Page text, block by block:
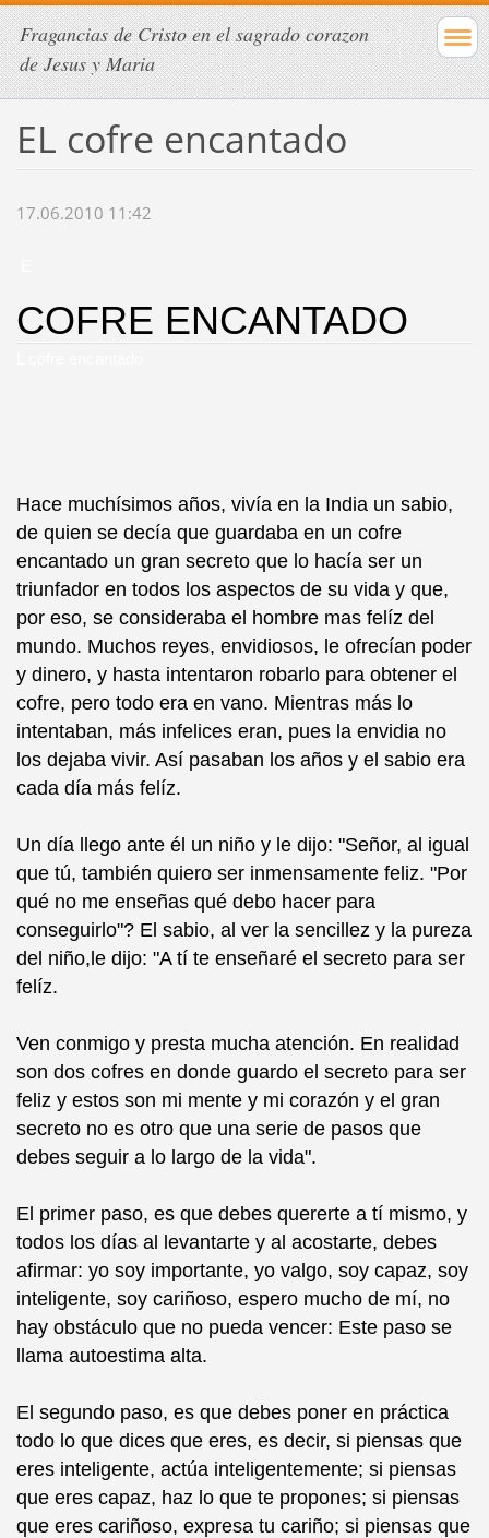
Fragancias de Cristo en el sagrado corazon
de Jesus y Maria
EL cofre encantado
17.06.2010 11:42
COFRE ENCANTADO
Hace muchísimos años, vivía en la India un sabio,
de quien se decía que guardaba en un cofre
encantado un gran secreto que lo hacía ser un
triunfador en todos los aspectos de su vida y que,
por eso, se consideraba el hombre mas felíz del
mundo. Muchos reyes, envidiosos, le ofrecían poder
y dinero, y hasta intentaron robarlo para obtener el
cofre, pero todo era en vano. Mientras más lo
intentaban, más infelices eran, pues la envidia no
los dejaba vivir. Así pasaban los años y el sabio era
cada día más felíz.
Un día llego ante él un niño y le dijo: "Señor, al igual
que tú, también quiero ser inmensamente feliz. "Por
qué no me enseñas qué debo hacer para
conseguirlo"? El sabio, al ver la sencillez y la pureza
del niño,le dijo: "A tí te enseñaré el secreto para ser
felíz.
Ven conmigo y presta mucha atención. En realidad
son dos cofres en donde guardo el secreto para ser
feliz y estos son mi mente y mi corazón y el gran
secreto no es otro que una serie de pasos que
debes seguir a lo largo de la vida".
El primer paso, es que debes quererte a tí mismo, y
todos los días al levantarte y al acostarte, debes
afirmar: yo soy importante, yo valgo, soy capaz, soy
inteligente, soy cariñoso, espero mucho de mí, no
hay obstáculo que no pueda vencer: Este paso se
llama autoestima alta.
El segundo paso, es que debes poner en práctica
todo lo que dices que eres, es decir, si piensas que
eres inteligente, actúa inteligentemente; si piensas
que eres capaz, haz lo que te propones; si piensas
que eres cariñoso, expresa tu cariño; si piensas que